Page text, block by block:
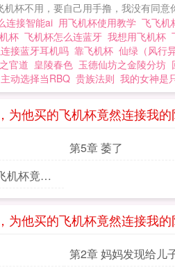
杯不用，要自己用手撸，我没有同
连接智能ai 用飞机杯使用教学 飞飞机
杯 飞机杯怎么连蓝牙 我想用飞机杯
接蓝牙耳机吗 靠飞机杯 仙绿（风行异
官道 皇陵春色 玉德仙坊之金陵分坊
动选择当RBQ 贵族法则 我的女神是
为他买的飞机杯竟然连接我
第5章 萎了
机杯竟然
为他买的飞机杯竟然连接我
第2章 妈妈发现给儿